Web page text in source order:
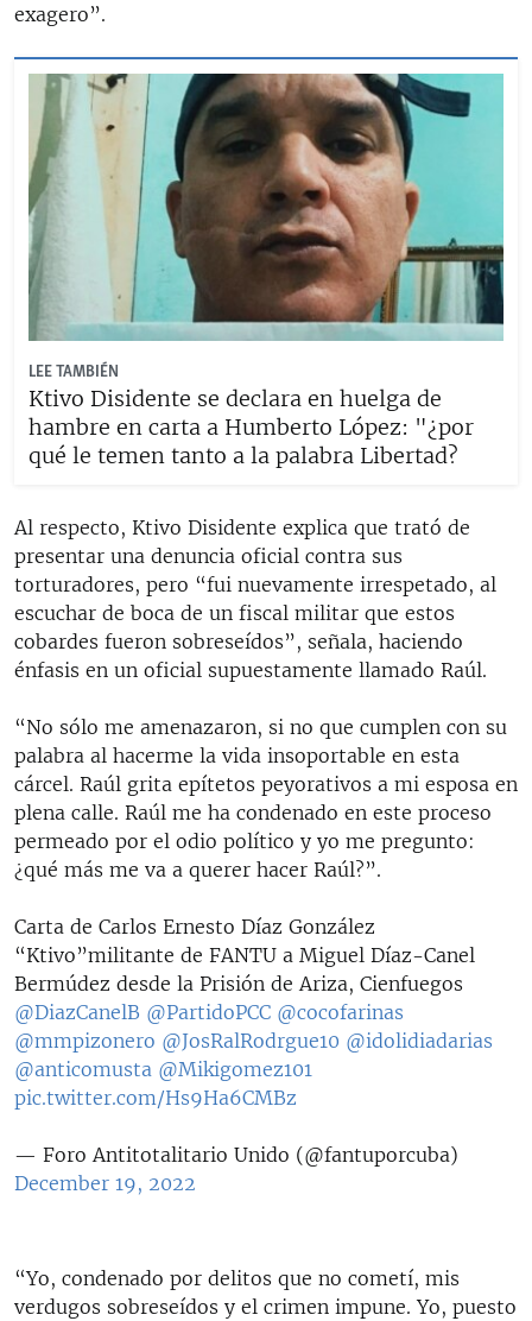
exagero”.
LEE TAMBIÉN
Ktivo Disidente se declara en huelga de
hambre en carta a Humberto López: "¿por
qué le temen tanto a la palabra Libertad?
Al respecto, Ktivo Disidente explica que trató de
presentar una denuncia oficial contra sus
torturadores, pero “fui nuevamente irrespetado, al
escuchar de boca de un fiscal militar que estos
cobardes fueron sobreseídos”, señala, haciendo
énfasis en un oficial supuestamente llamado Raúl.
“No sólo me amenazaron, si no que cumplen con su
palabra al hacerme la vida insoportable en esta
cárcel. Raúl grita epítetos peyorativos a mi esposa en
plena calle. Raúl me ha condenado en este proceso
permeado por el odio político y yo me pregunto:
¿qué más me va a querer hacer Raúl?”.
Carta de Carlos Ernesto Díaz González
“Ktivo”militante de FANTU a Miguel Díaz-Canel
Bermúdez desde la Prisión de Ariza, Cienfuegos
@DiazCanelB @PartidoPCC @cocofarinas
@mmpizonero @JosRalRodrgue10 @idolidiadarias
@anticomusta @Mikigomez101
pic.twitter.com/Hs9Ha6CMBz
— Foro Antitotalitario Unido (@fantuporcuba)
December 19, 2022
“Yo, condenado por delitos que no cometí, mis
verdugos sobreseídos y el crimen impune. Yo, puesto